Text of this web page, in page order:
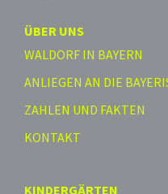
ÜBER UNS
WALDORF IN BAYERN
ANLIEGEN AN DIE
ZAHLEN UND FAKTEN
KONTAKT
KINDERGÄRTEN